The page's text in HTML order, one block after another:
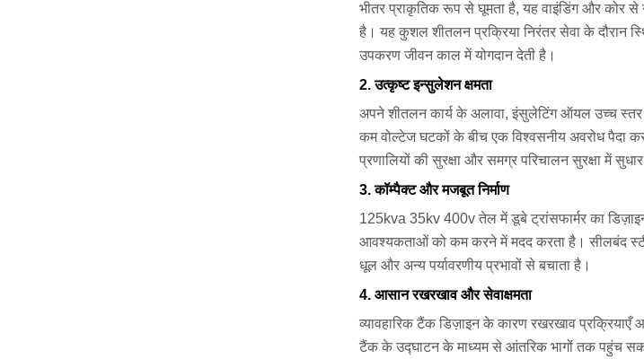
भीतर प्राकृतिक रूप से घूमता है, यह वाइंडिंग और कोर से
है। यह कुशल शीतलन प्रक्रिया निरंतर सेवा के दौरान
उपकरण जीवन काल में योगदान देती है।
2. उत्कृष्ट इन्सुलेशन क्षमता
अपने शीतलन कार्य के अलावा, इंसुलेटिंग ऑयल उच्च
कम वोल्टेज घटकों के बीच एक विश्वसनीय अवरोध पैदा
प्रणालियों की सुरक्षा और समग्र परिचालन सुरक्षा में
3. कॉम्पैक्ट और मजबूत निर्माण
125kva 35kv 400v तेल में डूबे ट्रांसफार्मर का
आवश्यकताओं को कम करने में मदद करता है। सीलबंद
धूल और अन्य पर्यावरणीय प्रभावों से बचाता है।
4. आसान रखरखाव और सेवाक्षमता
व्यावहारिक टैंक डिज़ाइन के कारण रखरखाव प्रक्रियाएँ
टैंक के उद्घाटन के माध्यम से आंतरिक भागों तक पहुंच